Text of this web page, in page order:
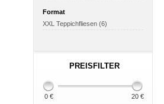
Format
XXL Teppichfliesen (6)
PREISFILTER
0 € 20 €